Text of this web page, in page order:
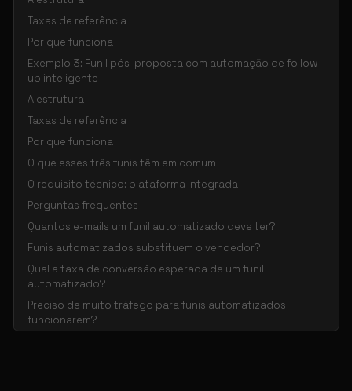
Taxas de referência
Por que funciona
Exemplo 3: Funil pós-proposta com automação de follow-
up inteligente
A estrutura
Taxas de referência
Por que funciona
O que esses três funis têm em comum
O requisito técnico: plataforma integrada
Perguntas frequentes
Quantos e-mails um funil automatizado deve ter?
Funis automatizados substituem o vendedor?
Qual a taxa de conversão esperada de um funil
automatizado?
Preciso de muito tráfego para funis automatizados
funcionarem?